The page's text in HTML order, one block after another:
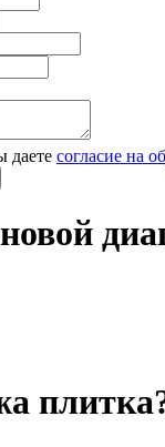
даете согласие на